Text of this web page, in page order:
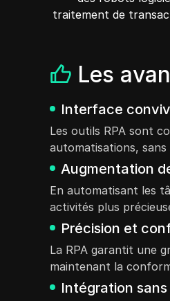
traitement de
Les
Interface
Les outils RPA sont
automatisations,
Augmentation
En automatisant les
activités plus
Précision et
La RPA garantit une
maintenant la
Intégration